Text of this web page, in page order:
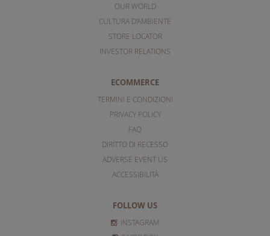
OUR WORLD
CULTURA D'AMBIENTE
STORE LOCATOR
INVESTOR RELATIONS
ECOMMERCE
TERMINI E CONDIZIONI
PRIVACY POLICY
FAQ
DIRITTO DI RECESSO
ADVERSE EVENT US
ACCESSIBILITÀ
FOLLOW US
INSTAGRAM